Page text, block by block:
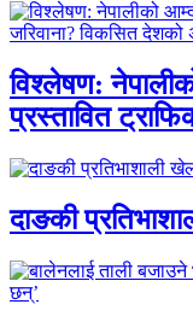
विश्लेषण:
प्रस्तावित
दाङकी